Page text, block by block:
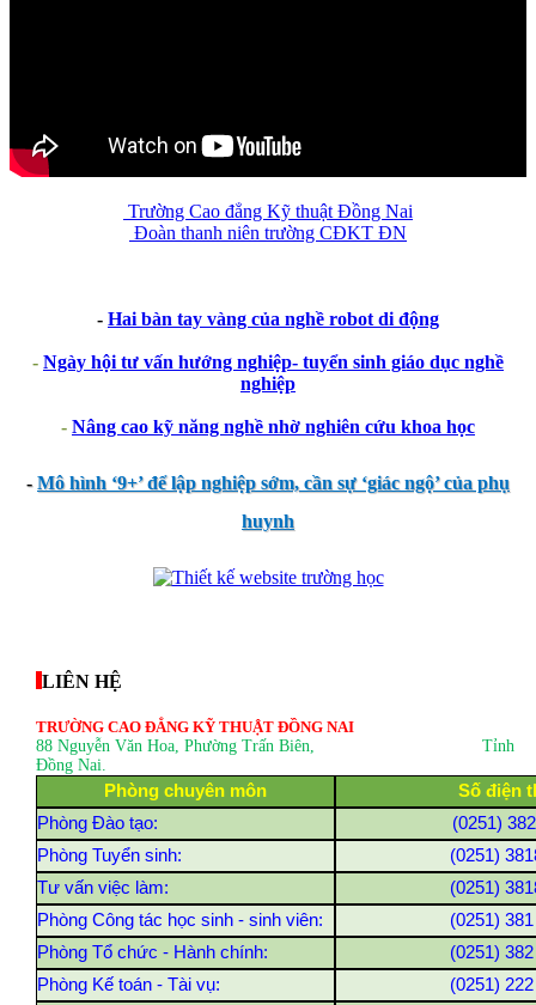
Trường Cao đẳng Kỹ thuật Đồng Nai
Đoàn thanh niên trường CĐKT ĐN
- Hai bàn tay vàng của nghề robot di động
- Ngày hội tư vấn hướng nghiệp- tuyển sinh giáo dục nghề
nghiệp
- Nâng cao kỹ năng nghề nhờ nghiên cứu khoa học
-Mô hình ‘9+’ để lập nghiệp sớm, cần sự ‘giác ngộ’ của phụ
huynh
LIÊN HỆ
TRƯỜNG CAO ĐẲNG KỸ THUẬT ĐỒNG NAI
88 Nguyễn Văn Hoa, Phường Trấn Biên, Tỉnh
Đồng Nai.
Phòng chuyên môn
Số điện
Phòng Đào tạo:
(0251)
Phòng Tuyển sinh:
(0251)
Tư vấn việc làm:
(0251)
Phòng Công tác học sinh - sinh viên:
(0251)
Phòng Tổ chức - Hành chính:
(0251)
Phòng Kế toán - Tài vụ:
(0251)